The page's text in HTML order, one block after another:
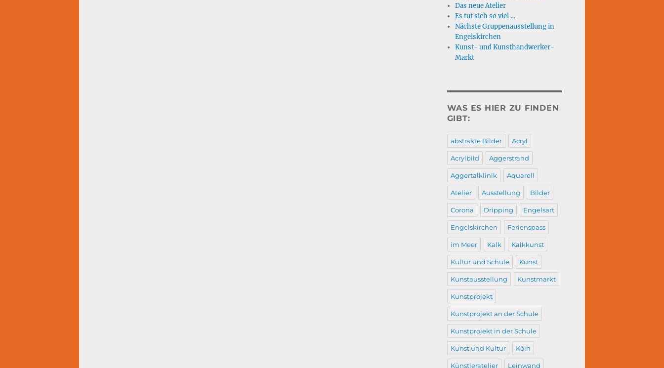
Das neue Atelier
Es tut sich so viel …
Nächste Gruppenausstellung in
Engelskirchen
Kunst- und Kunsthandwerker-
Markt
WAS ES HIER ZU FINDEN
GIBT:
abstrakte Bilder Acryl
Acrylbild Aggerstrand
Aggertalklinik Aquarell
Atelier Ausstellung Bilder
Corona Dripping Engelsart
Engelskirchen Ferienspass
im Meer Kalk Kalkkunst
Kultur und Schule Kunst
Kunstausstellung Kunstmarkt
Kunstprojekt
Kunstprojekt an der Schule
Kunstprojekt in der Schule
Kunst und Kultur Köln
Künstleratelier Leinwand